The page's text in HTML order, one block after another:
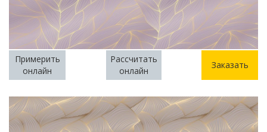
Примерить
онлайн
Рассчитать
онлайн
Заказать